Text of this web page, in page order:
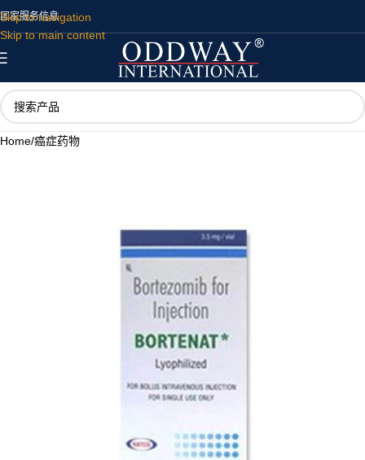
Skip to navigation
Skip to main content
国家服务信息
Home/癌症药物